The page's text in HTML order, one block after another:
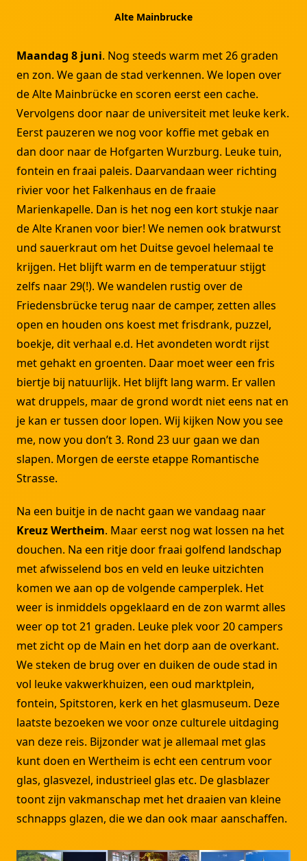
Alte Mainbrucke
Maandag 8 juni. Nog steeds warm met 26 graden
en zon. We gaan de stad verkennen. We lopen over
de Alte Mainbrücke en scoren eerst een cache.
Vervolgens door naar de universiteit met leuke kerk.
Eerst pauzeren we nog voor koffie met gebak en
dan door naar de Hofgarten Wurzburg. Leuke tuin,
fontein en fraai paleis. Daarvandaan weer richting
rivier voor het Falkenhaus en de fraaie
Marienkapelle. Dan is het nog een kort stukje naar
de Alte Kranen voor bier! We nemen ook bratwurst
und sauerkraut om het Duitse gevoel helemaal te
krijgen. Het blijft warm en de temperatuur stijgt
zelfs naar 29(!). We wandelen rustig over de
Friedensbrücke terug naar de camper, zetten alles
open en houden ons koest met frisdrank, puzzel,
boekje, dit verhaal e.d. Het avondeten wordt rijst
met gehakt en groenten. Daar moet weer een fris
biertje bij natuurlijk. Het blijft lang warm. Er vallen
wat druppels, maar de grond wordt niet eens nat en
je kan er tussen door lopen. Wij kijken Now you see
me, now you don’t 3. Rond 23 uur gaan we dan
slapen. Morgen de eerste etappe Romantische
Strasse.
Na een buitje in de nacht gaan we vandaag naar
Kreuz Wertheim. Maar eerst nog wat lossen na het
douchen. Na een ritje door fraai golfend landschap
met afwisselend bos en veld en leuke uitzichten
komen we aan op de volgende camperplek. Het
weer is inmiddels opgeklaard en de zon warmt alles
weer op tot 21 graden. Leuke plek voor 20 campers
met zicht op de Main en het dorp aan de overkant.
We steken de brug over en duiken de oude stad in
vol leuke vakwerkhuizen, een oud marktplein,
fontein, Spitstoren, kerk en het glasmuseum. Deze
laatste bezoeken we voor onze culturele uitdaging
van deze reis. Bijzonder wat je allemaal met glas
kunt doen en Wertheim is echt een centrum voor
glas, glasvezel, industrieel glas etc. De glasblazer
toont zijn vakmanschap met het draaien van kleine
schnapps glazen, die we dan ook maar aanschaffen.